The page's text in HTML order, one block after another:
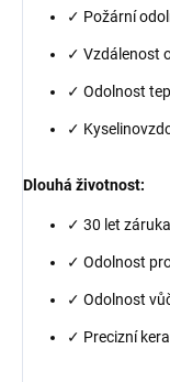
✓ Požární
✓ Vzdálenost
✓ Odolnost
✓
Dlouhá životnost:
✓ 30 let
✓ Odolnost
✓ Odolnost
✓ Precizní